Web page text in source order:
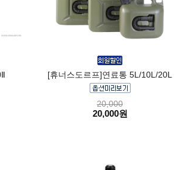
[휴너스도르프]연료통 5L/10L/20L
20,000
20,000원